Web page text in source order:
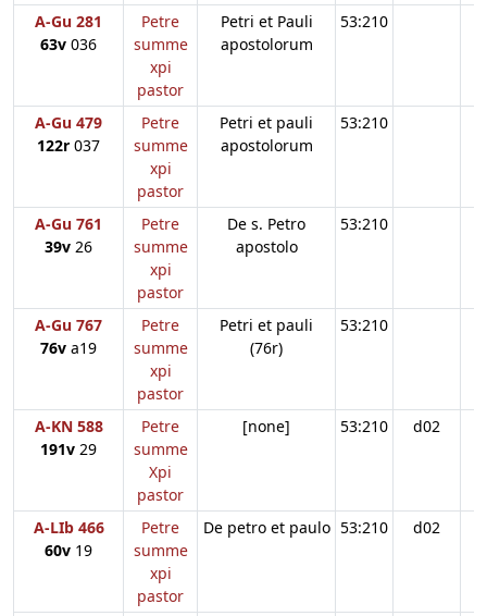
A-Gu 281
63v 036
Petre
summe
xpi
pastor
Petri et Pauli
apostolorum
53:210
A-Gu 479
122r 037
Petre
summe
xpi
pastor
Petri et pauli
apostolorum
53:210
A-Gu 761
39v 26
Petre
summe
xpi
pastor
De s. Petro
apostolo
53:210
A-Gu 767
76v a19
Petre
summe
xpi
pastor
Petri et pauli
(76r)
53:210
A-KN 588
191v 29
Petre
summe
Xpi
pastor
[none] 53:210 d02
A-LIb 466
60v 19
Petre
summe
xpi
pastor
De petro et paulo 53:210 d02